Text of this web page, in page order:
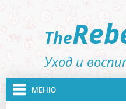
The
Уход и
МЕНЮ